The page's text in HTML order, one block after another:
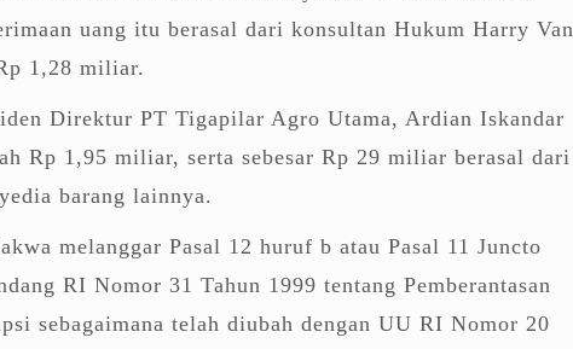
uang itu berasal dari konsultan Hukum Harry Van
1,28 miliar.
Direktur PT Tigapilar Agro Utama, Ardian Iskandar
Rp 1,95 miliar, serta sebesar Rp 29 miliar berasal dari
barang lainnya.
melanggar Pasal 12 huruf b atau Pasal 11 Juncto
RI Nomor 31 Tahun 1999 tentang Pemberantasan
sebagaimana telah diubah dengan UU RI Nomor 20